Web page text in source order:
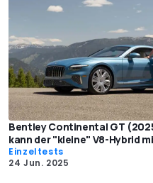
Bentley Continental GT
kann der "kleine" V8-Hybrid
Einzeltests
24 Jun. 2025